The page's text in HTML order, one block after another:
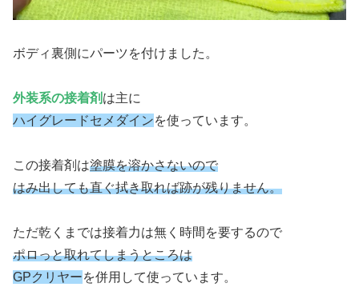
ボディ裏側にパーツを付けました。
外装系の接着剤 は主に
ハイグレードセメダインを使っています。
この接着剤は塗膜を溶かさないので
はみ出しても直ぐ拭き取れば跡が残りません。
ただ乾くまでは接着力は無く時間を要するので
ポロっと取れてしまうところは
GPクリヤーを併用して使っています。